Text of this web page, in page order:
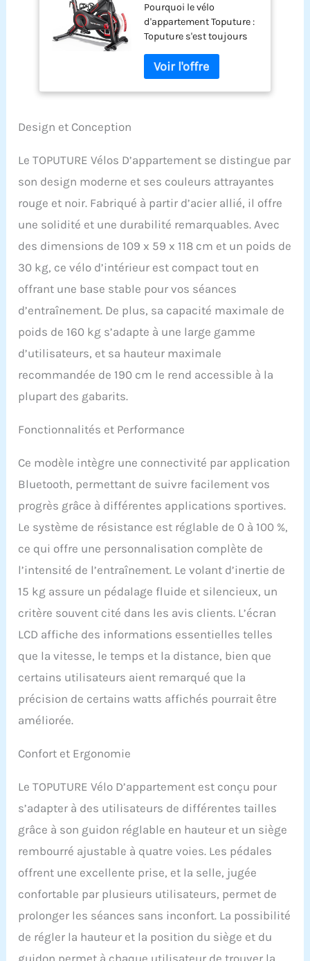
Connecté APP, Vélo
d'intérieur avec
silencieux, Vélo
d'Exercice
Résistance
Magnétique,
Absorption des
(Rouge-noir)
Pourquoi le vélo
d'appartement Toputure :
Toputure s'est toujours
concepts de fitness
tendance et a fabriqué
des équipements de
garantir la fourniture de
produits de qualité
supérieure et de
matériaux durables et
rendre votre chemin vers
la santé plus fiable et
d'appartement d'intérieur
d'appartement est
compatible avec
l'application Kinomap/Z-
Sport/Zwift pour suivre et
analyser facilement vos
données d'entraînement
propose des séances
compétitions variées
ainsi qu'un entraînement
basé sur les intérêts pour
augmenter votre effet de
combustion des
graisses et maintenir
efficacement votre
Système de résistance
magnétique 0 à 100 % : le
d'une résistance
magnétique et d'une
courroie qui offre des
performances stables,
silencieuse et fluide,
forte résistance
magnétique. Le système
magnétique peut être
réglé de 0 à 100 % pour
exigences d'intensité
d'entraînement. Vélo
d'appartement sûr et
stable : la structure
triangulaire unique du
cadre assure la stabilité
Design et Conception
Le TOPUTURE Vélos D’appartement se distingue par
son design moderne et ses couleurs attrayantes
rouge et noir. Fabriqué à partir d’acier allié, il offre
une solidité et une durabilité remarquables. Avec
des dimensions de 109 x 59 x 118 cm et un poids de
30 kg, ce vélo d’intérieur est compact tout en
offrant une base stable pour vos séances
d’entraînement. De plus, sa capacité maximale de
poids de 160 kg s’adapte à une large gamme
d’utilisateurs, et sa hauteur maximale
recommandée de 190 cm le rend accessible à la
plupart des gabarits.
Fonctionnalités et Performance
Ce modèle intègre une connectivité par application
Bluetooth, permettant de suivre facilement vos
progrès grâce à différentes applications sportives.
Le système de résistance est réglable de 0 à 100 %,
ce qui offre une personnalisation complète de
l’intensité de l’entraînement. Le volant d’inertie de
15 kg assure un pédalage fluide et silencieux, un
critère souvent cité dans les avis clients. L’écran
LCD affiche des informations essentielles telles
que la vitesse, le temps et la distance, bien que
certains utilisateurs aient remarqué que la
précision de certains watts affichés pourrait être
améliorée.
Confort et Ergonomie
Le TOPUTURE Vélo D’appartement est conçu pour
s’adapter à des utilisateurs de différentes tailles
grâce à son guidon réglable en hauteur et un siège
rembourré ajustable à quatre voies. Les pédales
offrent une excellente prise, et la selle, jugée
confortable par plusieurs utilisateurs, permet de
prolonger les séances sans inconfort. La possibilité
de régler la hauteur et la position du siège et du